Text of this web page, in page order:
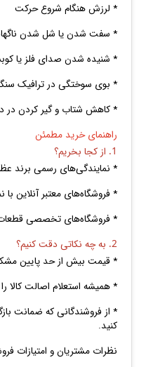
* لرزش هنگام شروع حرکت
* سفت شدن یا شل شدن
* شنیده شدن صدای فلز یا
* بوی سوختگی در ترافیک
* کاهش شتاب و گیر کردن در
راهنمای خرید مطمئن
1. از کجا بخریم؟
* نمایندگی‌های رسمی برند
* فروشگاه‌های معتبر آنلاین با
* فروشگاه‌های تخصصی
2. به چه نکاتی دقت کنیم؟
* قیمت بیش از حد پایین
* همیشه استعلام اصالت کالا
* از فروشندگانی که ضمانت
کنید.
نظرات مشتریان و امتیازات